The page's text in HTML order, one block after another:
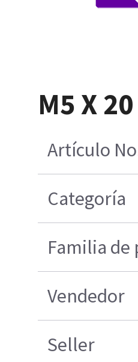
M5 X
Artículo
Categoría
Familia
Vendedor
Seller